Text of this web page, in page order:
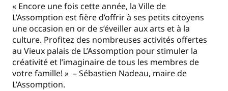
« Encore une fois cette année, la Ville de
L’Assomption est fière d’offrir à ses petits citoyens
une occasion en or de s’éveiller aux arts et à la
culture. Profitez des nombreuses activités offertes
au Vieux palais de L’Assomption pour stimuler la
créativité et l’imaginaire de tous les membres de
votre famille! » – Sébastien Nadeau, maire de
L’Assomption.